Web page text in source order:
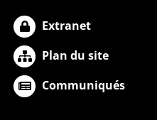
Extranet
Plan du site
Communiqués